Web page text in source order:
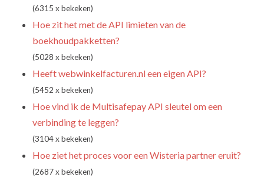
(6315 x bekeken)
Hoe zit het met de API limieten van de
boekhoudpakketten?
(5028 x bekeken)
Heeft webwinkelfacturen.nl een eigen API?
(5452 x bekeken)
Hoe vind ik de Multisafepay API sleutel om een
verbinding te leggen?
(3104 x bekeken)
Hoe ziet het proces voor een Wisteria partner eruit?
(2687 x bekeken)